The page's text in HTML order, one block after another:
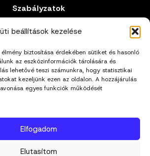
beállítások kezelése
biztosítása érdekében sütiket és hasonló
az eszközinformációk tárolására és
lehetővé teszi számunkra, hogy statisztikai
kezeljünk ezen az oldalon. A hozzájárulás
egyes funkciók működését
Elfogadom
Elutasítom
Szabályzatok
Felhasználási Feltételek
Tájékoztató
Impresszum
Kapcsolat